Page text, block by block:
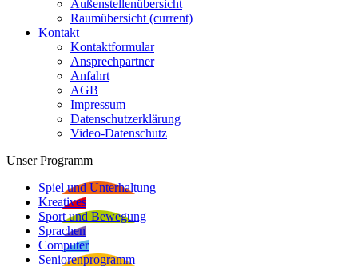
Außenstellenübersicht
Raumübersicht (current)
Kontakt
Kontaktformular
Ansprechpartner
Anfahrt
AGB
Impressum
Datenschutzerklärung
Video-Datenschutz
Unser Programm
Spiel und Unterhaltung
Kreatives
Sport und Bewegung
Sprachen
Computer
Seniorenprogramm